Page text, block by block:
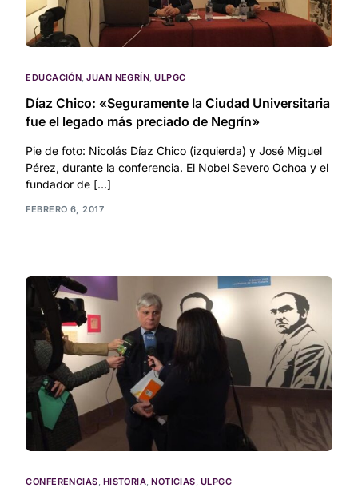
EDUCACIÓN,JUAN NEGRÍN,ULPGC
Díaz Chico: «Seguramente la Ciudad Universitaria
fue el legado más preciado de Negrín»
Pie de foto: Nicolás Díaz Chico (izquierda) y José Miguel
Pérez, durante la conferencia. El Nobel Severo Ochoa y el
fundador de […]
FEBRERO 6, 2017
CONFERENCIAS HISTORIA ,NOTICIAS ULPGC